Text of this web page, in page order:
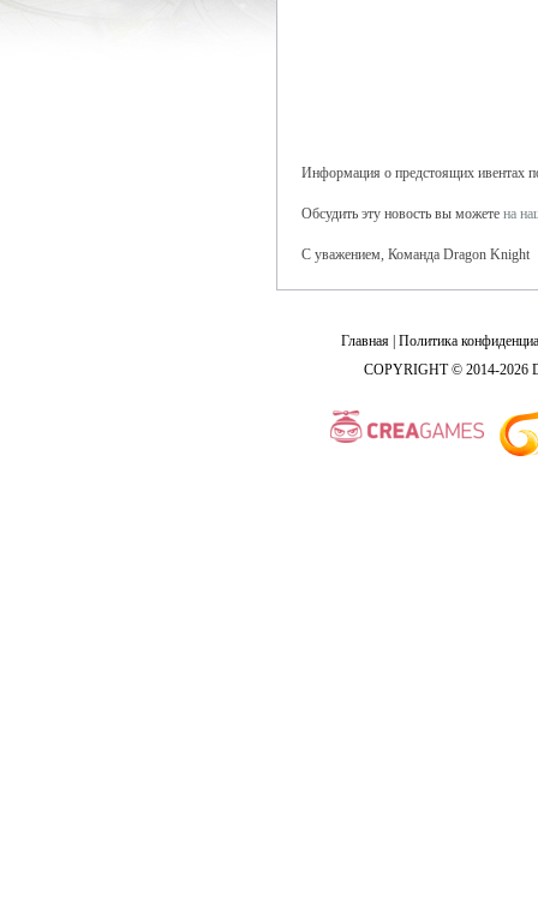
Информация о предстоящих ивентах
Обсудить эту новость вы можете на
С уважением, Команда Dragon Knight
Главная Политика
COPYRIGHT © 2014-2026